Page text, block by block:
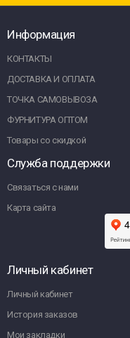
Информация
КОНТАКТЫ
ДОСТАВКА И ОПЛАТА
ТОЧКА САМОВЫВОЗА
ФУРНИТУРА ОПТОМ
Товары со скидкой
Служба поддержки
Связаться с нами
Карта сайта
Личный кабинет
Личный кабинет
История заказов
Мои закладки